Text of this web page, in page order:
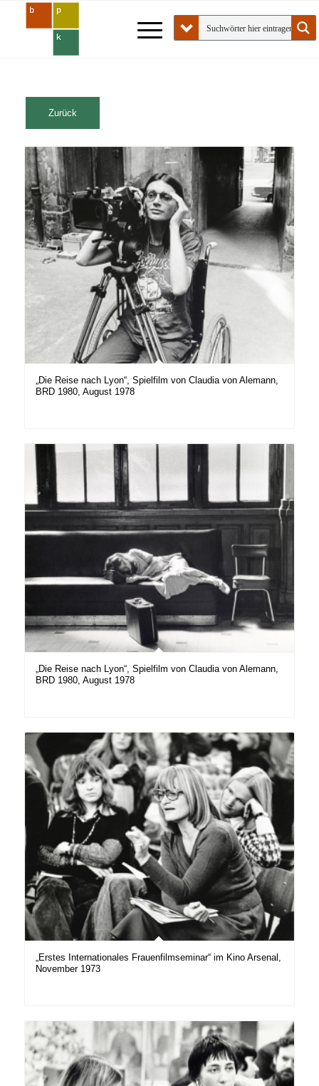
„Die Reise nach Lyon“, Spielfilm von Claudia von Alemann,
BRD 1980, August 1978
„Die Reise nach Lyon“, Spielfilm von Claudia von Alemann,
BRD 1980, August 1978
„Erstes Internationales Frauenfilmseminar“ im Kino Arsenal,
November 1973